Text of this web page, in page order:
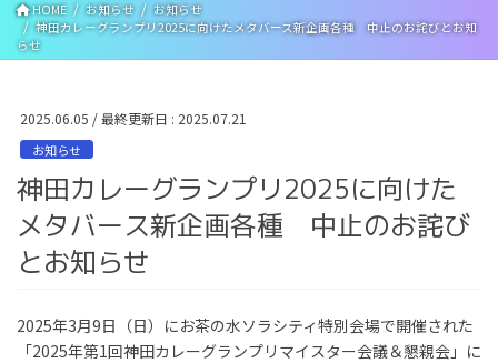
HOME お知らせ
お知らせ
神田カレーグランプリ2025に向けたメタバース新企画各種 中止のお詫びとお知
らせ
2025.06.05 / 最終更新日 : 2025.07.21
お知らせ
神田カレーグランプリ2025に向けた
メタバース新企画各種 中止のお詫び
とお知らせ
2025年3月9日（日）にお茶の水ソラシティ特別会場で開催された
「2025年第1回神田カレーグランプリマイスター会議＆懇親会」に